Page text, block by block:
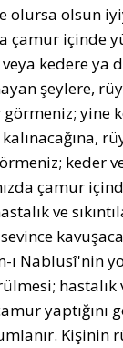
olursa olsun
çamur içinde
kedere ya
şeylere,
yine
kalınacağına,
keder
çamur
ve
ı Nablusî'nin
yaptığını
Kişinin